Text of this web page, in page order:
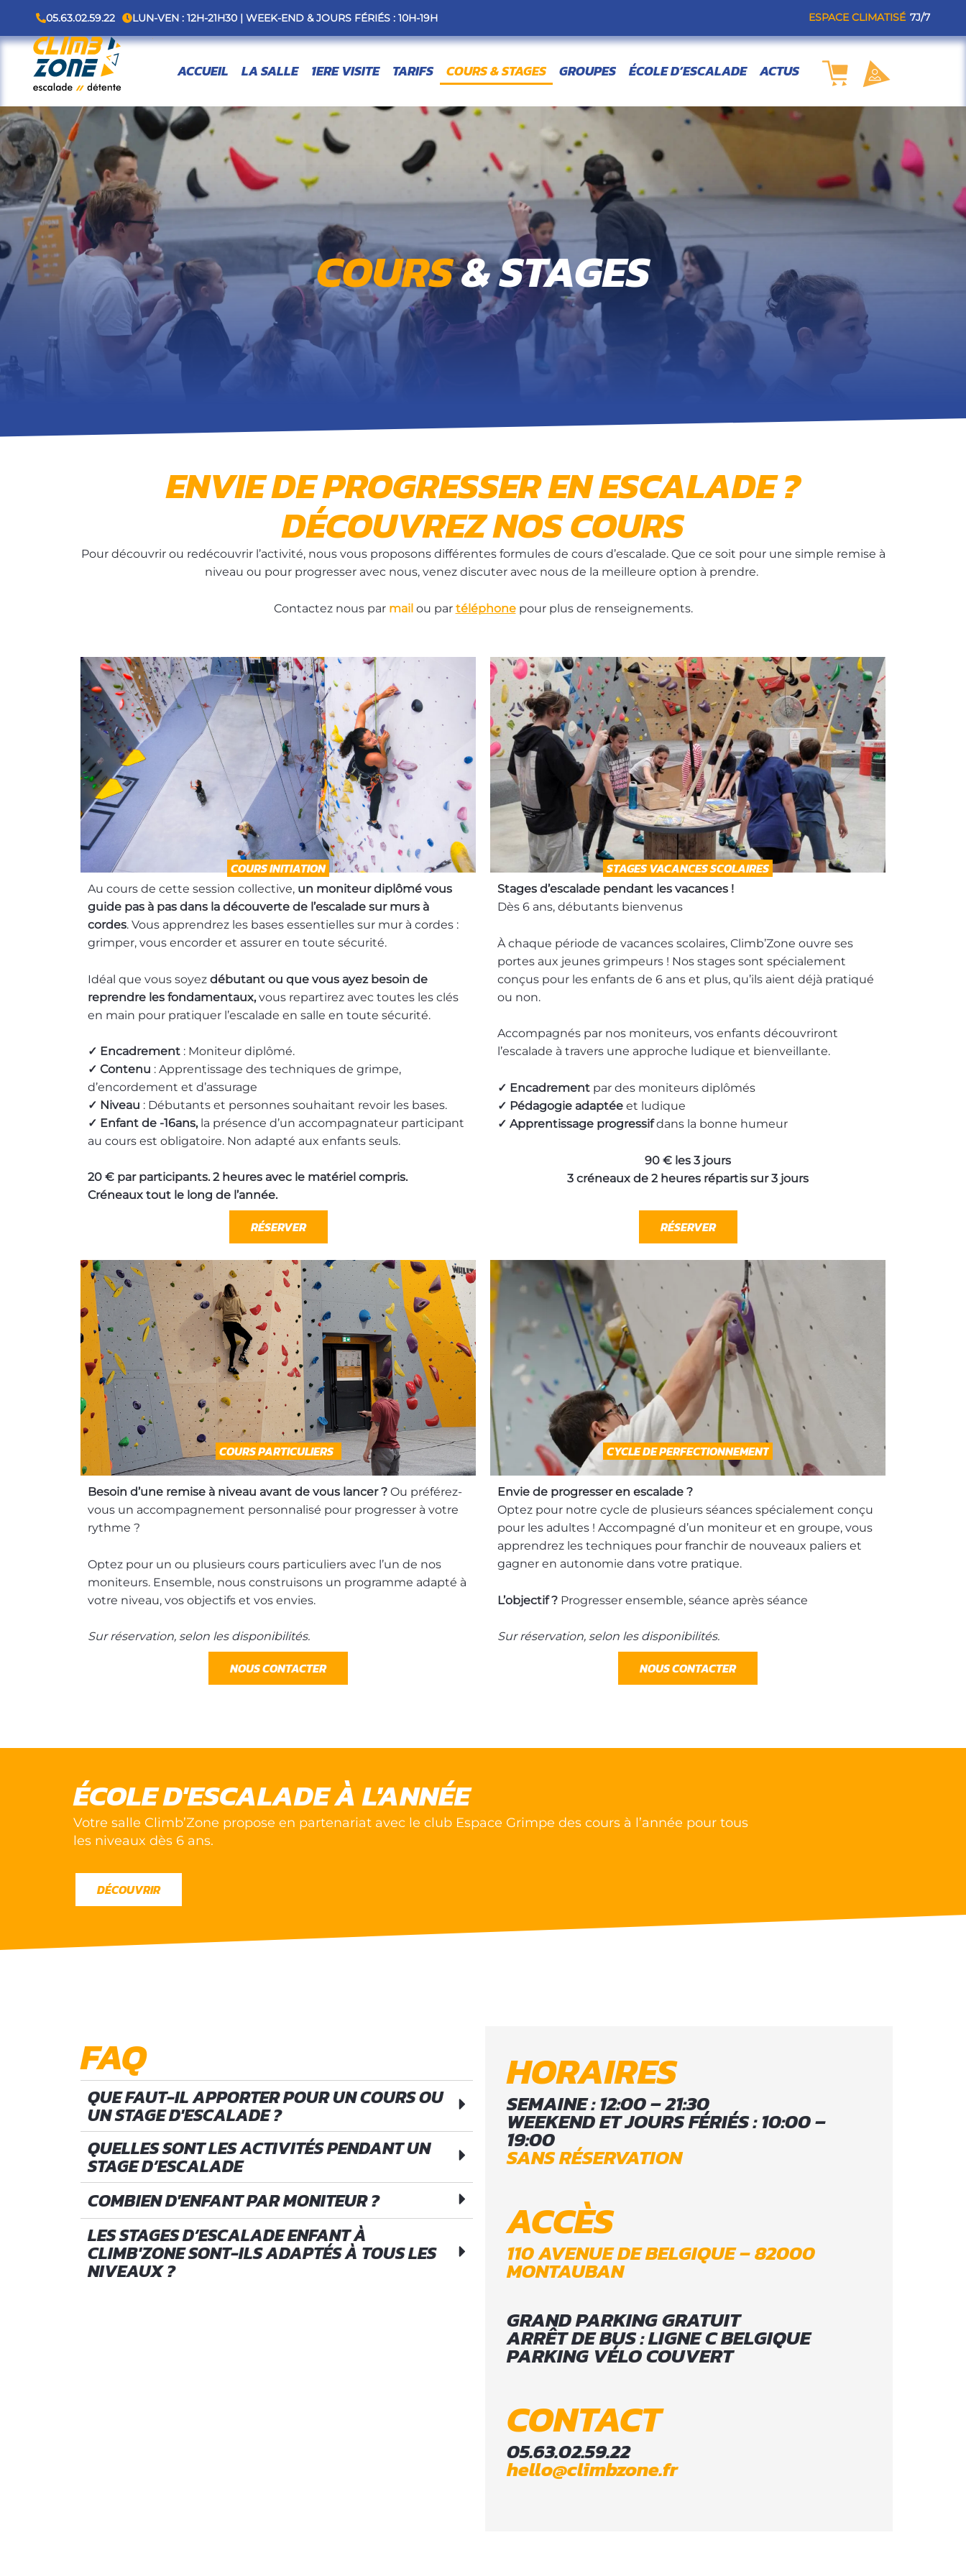
contenu
05.63.02.59.22 LUN-VEN : 12H-21H30 | WEEK-END & JOURS FÉRIÉS : 10H-19H ESPACE CLIMATISÉ 7J/7
ACCUEIL LA SALLE 1ERE VISITE TARIFS COURS & STAGES GROUPES ÉCOLE D’ESCALADE ACTUS
COURS& STAGES
ENVIE DE PROGRESSER EN ESCALADE ?
DÉCOUVREZ NOS COURS
Pour découvrir ou redécouvrir l’activité, nous vous proposons différentes formules de cours d’escalade. Que ce soit pour une simple remise à
niveau ou pour progresser avec nous, venez discuter avec nous de la meilleure option à prendre.
Contactez nous par mailou par téléphone pour plus de renseignements.
COURS INITIATION
Au cours de cette session collective, un moniteur diplômé vous
guide pas à pas dans la découverte de l’escalade sur murs à
cordes. Vous apprendrez les bases essentielles sur mur à cordes :
grimper, vous encorder et assurer en toute sécurité.
Idéal que vous soyez débutant ou que vous ayez besoin de
reprendre les fondamentaux, vous repartirez avec toutes les clés
en main pour pratiquer l’escalade en salle en toute sécurité.
✓ Encadrement : Moniteur diplômé.
✓ Contenu : Apprentissage des techniques de grimpe,
d’encordement et d’assurage
✓ Niveau : Débutants et personnes souhaitant revoir les bases.
✓ Enfant de -16ans, la présence d’un accompagnateur participant
au cours est obligatoire. Non adapté aux enfants seuls.
20 € par participants. 2 heures avec le matériel compris.
Créneaux tout le long de l’année.
RÉSERVER
STAGES VACANCES SCOLAIRES
Stages d’escalade pendant les vacances !
Dès 6 ans, débutants bienvenus
À chaque période de vacances scolaires, Climb’Zone ouvre ses
portes aux jeunes grimpeurs ! Nos stages sont spécialement
conçus pour les enfants de 6 ans et plus, qu’ils aient déjà pratiqué
ou non.
Accompagnés par nos moniteurs, vos enfants découvriront
l’escalade à travers une approche ludique et bienveillante.
✓ Encadrement par des moniteurs diplômés
✓ Pédagogie adaptée et ludique
✓ Apprentissage progressifdans la bonne humeur
90 € les 3 jours
3 créneaux de 2 heures répartis sur 3 jours
RÉSERVER
COURS PARTICULIERS
Besoin d’une remise à niveau avant de vous lancer ? Ou préférez-
vous un accompagnement personnalisé pour progresser à votre
rythme ?
Optez pour un ou plusieurs cours particuliers avec l’un de nos
moniteurs. Ensemble, nous construisons un programme adapté à
votre niveau, vos objectifs et vos envies.
Sur réservation, selon les disponibilités.
NOUS CONTACTER
CYCLE DE PERFECTIONNEMENT
Envie de progresser en escalade ?
Optez pour notre cycle de plusieurs séances spécialement conçu
pour les adultes ! Accompagné d’un moniteur et en groupe, vous
apprendrez les techniques pour franchir de nouveaux paliers et
gagner en autonomie dans votre pratique.
L’objectif ? Progresser ensemble, séance après séance
Sur réservation, selon les disponibilités.
NOUS CONTACTER
ÉCOLE D'ESCALADE À L'ANNÉE
Votre salle Climb’Zone propose en partenariat avec le club Espace Grimpe des cours à l’année pour tous
les niveaux dès 6 ans.
DÉCOUVRIR
FAQ
QUE FAUT-IL APPORTER POUR UN COURS OU
UN STAGE D'ESCALADE ?
QUELLES SONT LES ACTIVITÉS PENDANT UN
STAGE D’ESCALADE
COMBIEN D'ENFANT PAR MONITEUR ?
LES STAGES D’ESCALADE ENFANT À
CLIMB'ZONE SONT-ILS ADAPTÉS À TOUS LES
NIVEAUX ?
HORAIRES
SEMAINE : 12:00 – 21:30
WEEKEND ET JOURS FÉRIÉS : 10:00 –
19:00
SANS RÉSERVATION
ACCÈS
110 AVENUE DE BELGIQUE – 82000
MONTAUBAN
GRAND PARKING GRATUIT
ARRÊT DE BUS : LIGNE C BELGIQUE
PARKING VÉLO COUVERT
CONTACT
05.63.02.59.22
hello@climbzone.fr